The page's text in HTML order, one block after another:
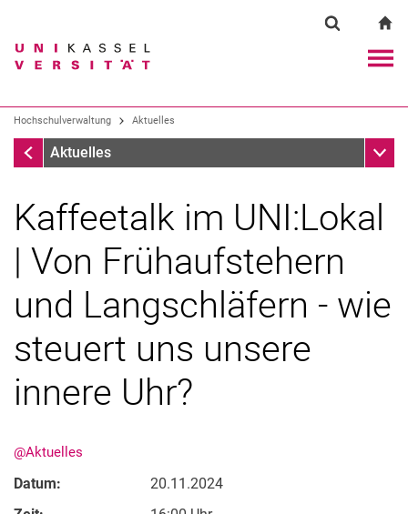
Springe direkt zu: Inhalt
Springe direkt zu: Suche
Springe direkt zu:
Suchbegriff
Suchmaschine
Suchen (öffnet externen Link in einem
Hochschulverwaltung Aktuelles
Aktuelles
Aktuelles
Kaffeetalk im UNI:Lokal
| Von Frühaufstehern
und Langschläfern - wie
steuert uns unsere
innere Uhr?
@Aktuelles
Datum:
20.11.2024